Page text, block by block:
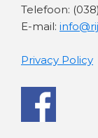
Telefoon:
E-mail:
Privacy Policy